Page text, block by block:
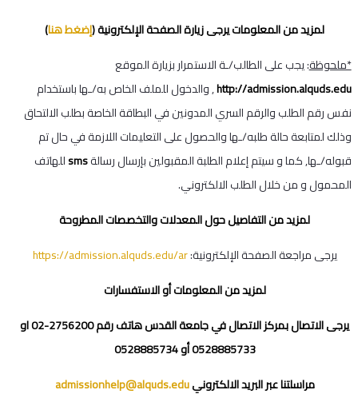
لمزيد من المعلومات يرجى زيارة الصفحة الإلكترونية (إضغط هنا)
*ملحوظة: يجب على الطالب/ـة الاستمرار بزيارة الموقع
http://admission.alquds.edu, والدخول للملف الخاص به/ـها باستخدام
نفس رقم الطلب والرقم السري المدونين في البطاقة الخاصة بطلب الالتحاق
وذلك لمتابعة حالة طلبه/ـها والحصول على التعليمات اللازمة في حال تم
قبوله/ـها, كما و سيتم إعلام الطلبة المقبولين بإرسال رسالةsmsللهاتف
المحمول و من خلال الطلب الالكتروني.
لمزيد من التفاصيل حول المعدلات والتخصصات المطروحة
يرجى مراجعة الصفحة الإلكترونية:https://admission.alquds.edu/ar
لمزيد من المعلومات أو الاستفسارات
يرجى الاتصال بمركز الاتصال في جامعة القدس هاتف رقم 2756200-02 او
0528885733 أو 0528885734
مراسلتنا عبر البريد الالكترونيadmissionhelp@alquds.edu